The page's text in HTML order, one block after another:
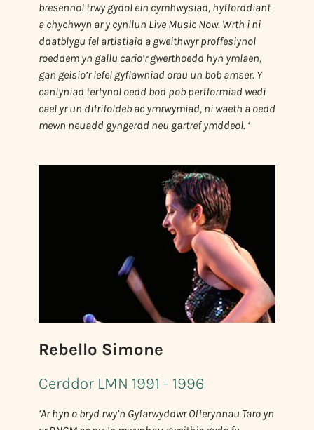
bresennol trwy gydol ein cymhwysiad, hyfforddiant
a chychwyn ar y cynllun Live Music Now. Wrth i ni
ddatblygu fel artistiaid a gweithwyr proffesiynol
roeddem yn gallu cario’r gwerthoedd hyn ymlaen,
gan geisio’r lefel gyflawniad orau un bob amser. Y
canlyniad terfynol oedd bod pob perfformiad wedi
cael yr un difrifoldeb ac ymrwymiad, ni waeth a oedd
mewn neuadd gyngerdd neu gartref ymddeol. ‘
Rebello Simone
Cerddor LMN 1991 - 1996
‘Ar hyn o bryd rwy’n Gyfarwyddwr Offerynnau Taro yn